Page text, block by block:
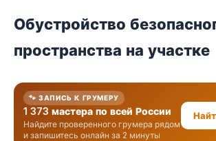
Обустройство
пространства на участке
🐾 ЗАПИСЬ К ГРУМЕРУ
1 373 мастера по всей России
Найдите проверенного грумера рядом
и запишитесь онлайн за 2 минуты